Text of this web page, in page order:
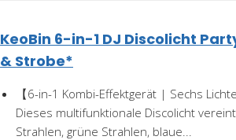
KeoBin 6-in-1 DJ Discolicht
& Strobe*
【6-in-1 Kombi-Effektgerät | Sechs
Dieses multifunktionale Discolicht
Strahlen, grüne Strahlen, blaue...